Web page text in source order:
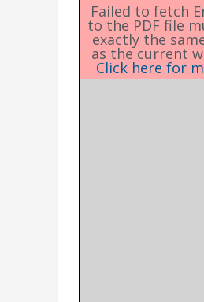
Failed to fetch
to the PDF file
exactly the
as the current
Click here for